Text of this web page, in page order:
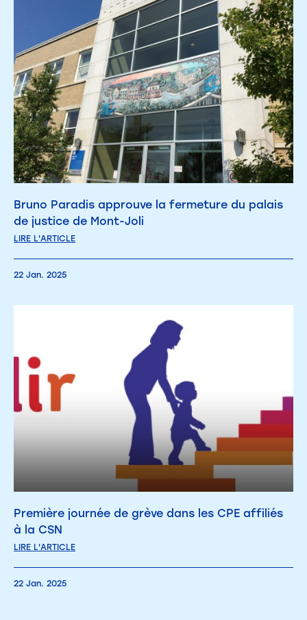
Bruno Paradis approuve la fermeture du palais
de justice de Mont-Joli
LIRE L'ARTICLE
22 Jan. 2025
Première journée de grève dans les CPE affiliés
à la CSN
LIRE L'ARTICLE
22 Jan. 2025